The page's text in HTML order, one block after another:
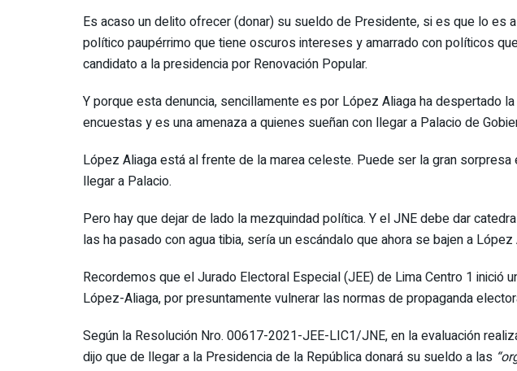
Es acaso un delito ofrecer (donar) su sueldo de Presidente, si es que lo es
político paupérrimo que tiene oscuros intereses y amarrado con políticos
candidato a la presidencia por Renovación Popular.
Y porque esta denuncia, sencillamente es por López Aliaga ha despertado
encuestas y es una amenaza a quienes sueñan con llegar a Palacio de
López Aliaga está al frente de la marea celeste. Puede ser la gran
llegar a Palacio.
Pero hay que dejar de lado la mezquindad política. Y el JNE debe dar
las ha pasado con agua tibia, sería un escándalo que ahora se bajen a López
Recordemos que el Jurado Electoral Especial (JEE) de Lima Centro 1
López-Aliaga, por presuntamente vulnerar las normas de propaganda
Según la Resolución Nro. 00617-2021-JEE-LIC1/JNE, en la evaluación
dijo que de llegar a la Presidencia de la República donará su sueldo a las